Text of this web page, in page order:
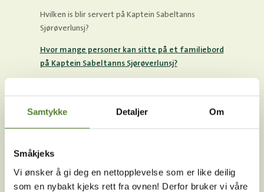
Samtykke Detaljer Om
Småkjeks
Vi ønsker å gi deg en nettopplevelse som er like deilig
som en nybakt kjeks rett fra ovnen! Derfor bruker vi våre
Hvilken is blir servert på Kaptein Sabeltanns
Sjørøverlunsj?
Hvor mange personer kan sitte på et familiebord
på Kaptein Sabeltanns Sjørøverlunsj?
halal-kjøtt?
Dyreparken?